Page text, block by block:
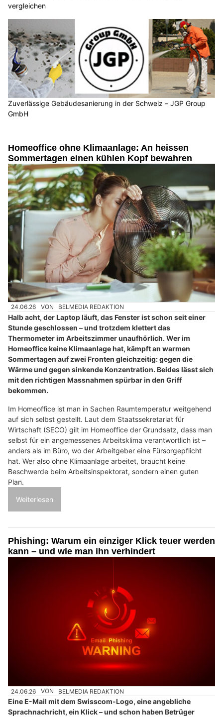
vergleichen
Zuverlässige Gebäudesanierung in der Schweiz – JGP Group
GmbH
Homeoffice ohne Klimaanlage: An heissen
Sommertagen einen kühlen Kopf bewahren
24.06.26 VON BELMEDIA REDAKTION
Halb acht, der Laptop läuft, das Fenster ist schon seit einer
Stunde geschlossen – und trotzdem klettert das
Thermometer im Arbeitszimmer unaufhörlich. Wer im
Homeoffice keine Klimaanlage hat, kämpft an warmen
Sommertagen auf zwei Fronten gleichzeitig: gegen die
Wärme und gegen sinkende Konzentration. Beides lässt sich
mit den richtigen Massnahmen spürbar in den Griff
bekommen.
Im Homeoffice ist man in Sachen Raumtemperatur weitgehend
auf sich selbst gestellt. Laut dem Staatssekretariat für
Wirtschaft (SECO) gilt im Homeoffice der Grundsatz, dass man
selbst für ein angemessenes Arbeitsklima verantwortlich ist –
anders als im Büro, wo der Arbeitgeber eine Fürsorgepflicht
hat. Wer also ohne Klimaanlage arbeitet, braucht keine
Beschwerde beim Arbeitsinspektorat, sondern einen guten
Plan.
Weiterlesen
Phishing: Warum ein einziger Klick teuer werden
kann – und wie man ihn verhindert
24.06.26 VON BELMEDIA REDAKTION
Eine E-Mail mit dem Swisscom-Logo, eine angebliche
Sprachnachricht, ein Klick – und schon haben Betrüger